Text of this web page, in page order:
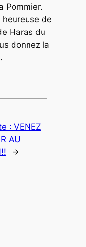
Pommier.
heureuse de
Haras du
donnez la
: VENEZ
AU
→